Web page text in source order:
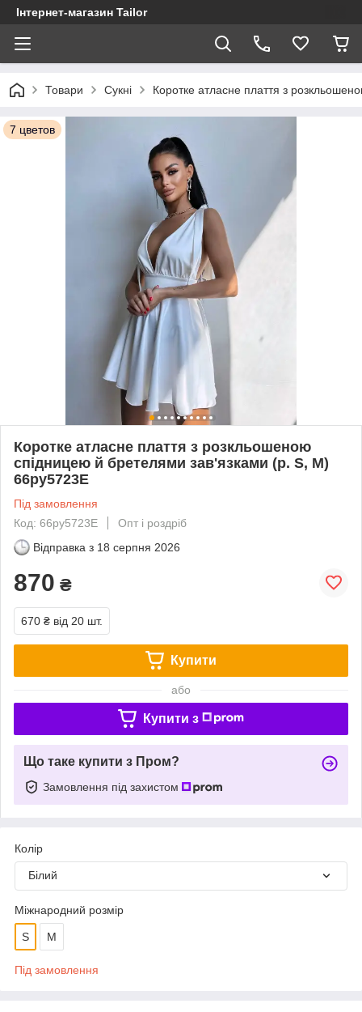
Інтернет-магазин Tailor
Товари Сукні Коротке атласне плаття з
7 цветов
Коротке атласне плаття з розкльошеною
спідницею й бретелями зав'язками (р. S, M)
66py5723Е
Під замовлення
Код: 66py5723Е
Опт і роздріб
Відправка з 18 серпня 2026
870 ₴
670 ₴ від 20 шт.
Купити
або
Купити з
Що таке купити з Пром?
Замовлення під захистом
Колір
Білий
Міжнародний розмір
S М
Під замовлення